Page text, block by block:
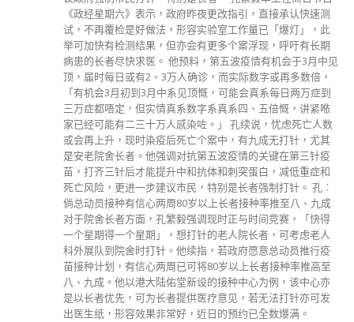
《政经星期六》表示，政府昨夜更改指引，直接承认快速测
试，不再覆检是好做法，形容实验室工作量已「爆灯」，此
举可加快有检测结果，但亦会有更多个案浮现，呼吁有长期
病患的长者尽快求医。 他预料，第五波疫情有机会于3月中见
顶，届时每日或有2、3万人确诊，而实际数字或再多数倍，
「有机会3月初到3月中系见顶慨，可能会真系每日两万症到
三万症都唔定，但实情真系数字系真系四、五倍慨，讲紧𠵱
家已经可能有二三十万人感染咗。」 孔续说，忧虑死亡人数
或会再上升，现时染疫后死亡个案中，有九成无打针，尤其
是安老院舍长者。他强调对抗第五波疫情的关键在第三针疫
苗，打齐三针后才能提升中和抗体和刺突蛋白，减低重症和
死亡风险，更进一步建议市民，特别是长者强制打针。 孔︰
倘总动员接种有信心两周80岁以上长者接种率推至八、九成
对于院舍长者方面，孔繁毅强调现时正与时间竞赛，「快得
一个星期得一个星期」，想打针的老人院长者，可考虑老人
科外展队到院舍时打针。他续指，若政府愿意总动员推行疫
苗接种计划，有信心两周已可将80岁以上长者接种率推高至
八、九成。他以港大陆佑堂新设的接种中心为例，该中心亦
是以长者优先，可为长者提供医疗意见，若无法打针亦可发
出医生纸，形容效果非常好，近日的预约已全数爆满。